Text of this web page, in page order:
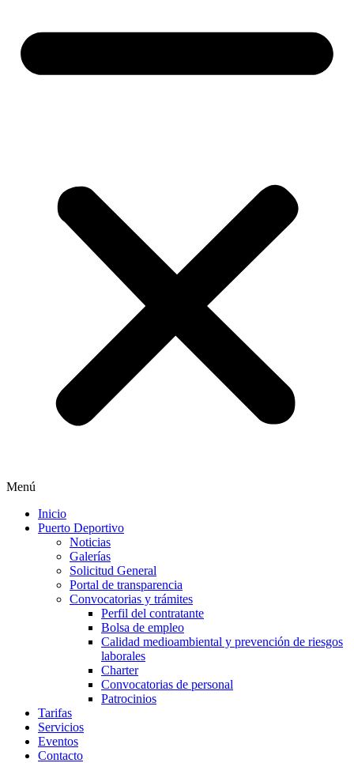
Menú
Inicio
Puerto Deportivo
Noticias
Galerías
Solicitud General
Portal de transparencia
Convocatorias y trámites
Perfil del contratante
Bolsa de empleo
Calidad medioambiental y prevención de riesgos
laborales
Charter
Convocatorias de personal
Patrocinios
Tarifas
Servicios
Eventos
Contacto